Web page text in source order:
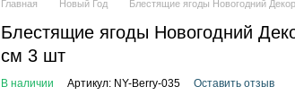
Главная Новый Год Блестящие ягоды Новогодний
Блестящие ягоды Новогодний
см 3 шт
В наличии Артикул: NY-Berry-035 Оставить отзыв